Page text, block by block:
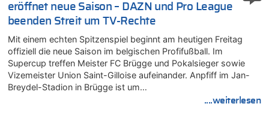
eröffnet neue Saison – DAZN und Pro League
beenden Streit um TV-Rechte
Mit einem echten Spitzenspiel beginnt am heutigen Freitag
offiziell die neue Saison im belgischen Profifußball. Im
Supercup treffen Meister FC Brügge und Pokalsieger sowie
Vizemeister Union Saint-Gilloise aufeinander. Anpfiff im Jan-
Breydel-Stadion in Brügge ist um…
....weiterlesen